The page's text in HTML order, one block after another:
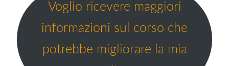
Voglio ricevere maggiori
informazioni sul corso che
potrebbe migliorare la mia